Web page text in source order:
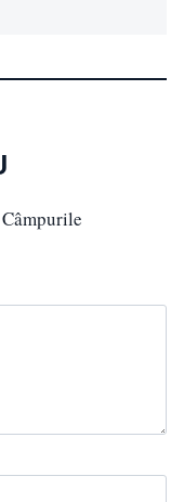
Câmpurile